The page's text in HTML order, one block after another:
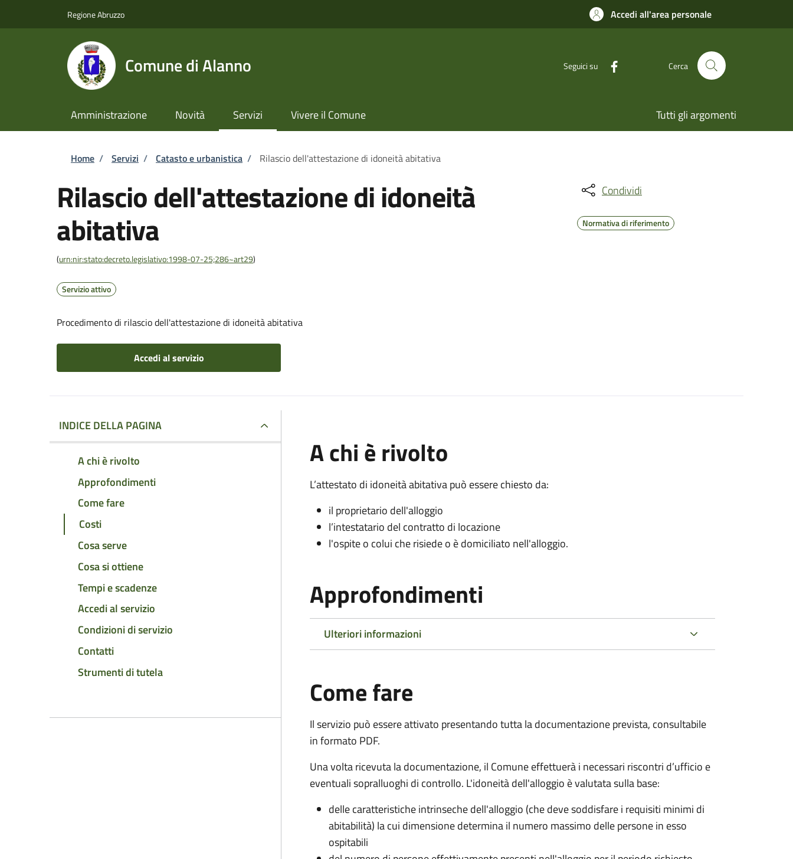
Regione Abruzzo Accedi all'area personale
Comune di Alanno Seguici su Cerca
Amministrazione Novità Servizi Vivere il Comune Tutti gli argomenti
Briciole di pane
Home / Servizi / Catasto e urbanistica / Rilascio dell'attestazione di idoneità abitativa
Rilascio dell'attestazione di idoneità
abitativa
(urn:nir:stato:decreto.legislativo:1998-07-25;286~art29)
Servizio attivo
Procedimento di rilascio dell'attestazione di idoneità abitativa
Accedi al servizio
Condividi
Normativa di riferimento
INDICE DELLA PAGINA
A chi è rivolto
Approfondimenti
Come fare
Costi
Cosa serve
Cosa si ottiene
Tempi e scadenze
Accedi al servizio
Condizioni di servizio
Contatti
Strumenti di tutela
A chi è rivolto
L’attestato di idoneità abitativa può essere chiesto da:
il proprietario dell'alloggio
l’intestatario del contratto di locazione
l'ospite o colui che risiede o è domiciliato nell'alloggio.
Approfondimenti
Ulteriori informazioni
Come fare
Il servizio può essere attivato presentando tutta la documentazione prevista, consultabile
in formato PDF.
Una volta ricevuta la documentazione, il Comune effettuerà i necessari riscontri d’ufficio e
eventuali sopralluoghi di controllo. L'idoneità dell'alloggio è valutata sulla base:
delle caratteristiche intrinseche dell'alloggio (che deve soddisfare i requisiti minimi di
abitabilità) la cui dimensione determina il numero massimo delle persone in esso
ospitabili